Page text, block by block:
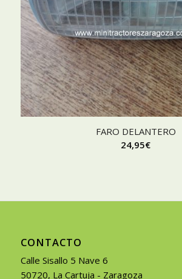
FARO DELANTERO
24,95€
CONTACTO
Calle Sisallo 5 Nave 6
50720, La Cartuja - Zaragoza